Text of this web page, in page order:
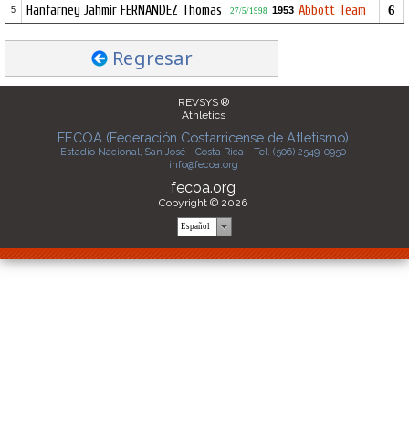
5 Hanfarney Jahmir FERNANDEZ Thomas 27/5/1998 1953 Abbott Team 6
Regresar
REVSYS ®
Athletics
FECOA (Federación Costarricense de Atletismo)
Estadio Nacional, San José - Costa Rica - Tel. (506) 2549-0950
info@fecoa.org
fecoa.org
Copyright © 2026